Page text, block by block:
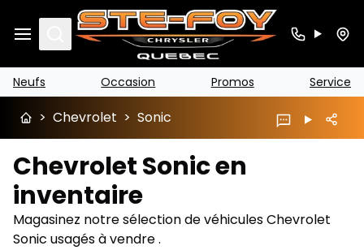
Search
Neufs Occasion Promos Service
> Chevrolet > Sonic
Chevrolet Sonic en
inventaire
Magasinez notre sélection de véhicules Chevrolet
Sonic usagés à vendre .